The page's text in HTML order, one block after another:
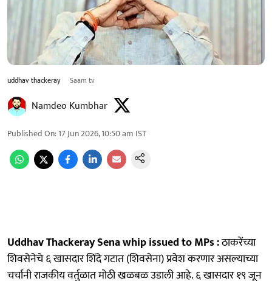
uddhav thackeray Saam tv
Namdeo Kumbhar
Published On:17 Jun 2026, 10:50 am IST
Uddhav Thackeray Sena whip issued to MPs :ठाकरेंच्या
शिवसेनेचे ६ खासदार शिंदे गटात (शिवसेना) प्रवेश करणार असल्याच्या
चर्चांनी राजकीय वर्तुळात मोठी खळबळ उडाली आहे. ६ खासदार १९ जून